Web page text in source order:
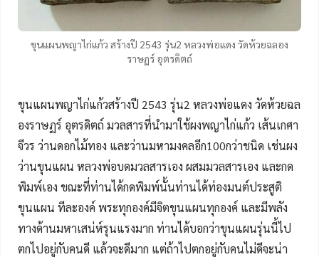
ขุนแผนพญาไก่แก้ว สร้างปี 2543 รุ่น2 หลวงพ่อแดง วัดห้วยฉลอง
ราษฏร์ อุตรดิตถ์
ขุนแผนพญาไก่แก้วสร้างปี 2543 รุ่น2 หลวงพ่อแดง วัดห้วยฉล
องราษฏร์ อุตรดิตถ์ มวลสารที่นำมาใช้ผงพญาไก่แก้ว เส้นเกศา
จีวร ว่านดอกไม้ทอง และว่านมหามงคลอีก100กว่าชนิด เช่นผง
ว่านขุนแผน หลวงพ่อบดมวลสารเอง ผสมมวลสารเอง และกด
พิมพ์เอง ขณะที่ท่านได้กดพิมพ์นั้นท่านได้ท่องมนต์ประสูติ
ขุนแผน ทีละองค์ พระทุกองค์มีจิตขุนแผนทุกองค์ และมีพลัง
ทางด้านมหาเสน่ห์รุนแรงมาก ท่านได้บอกว่าขุนแผนรุ่นนี้ไป
ตกไปอยู่กับคนดี แล้วจะดีมาก แต่ถ้าไปตกอยู่กับคนไม่ดีจะน่า